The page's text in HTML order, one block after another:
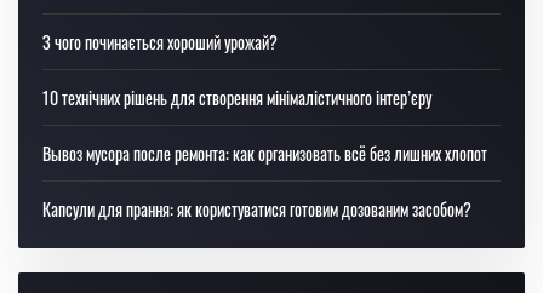
З чого починається хороший урожай?
10 технічних рішень для створення мінімалістичного інтер’єру
Вывоз мусора после ремонта: как организовать всё без лишних хлопот
Капсули для прання: як користуватися готовим дозованим засобом?